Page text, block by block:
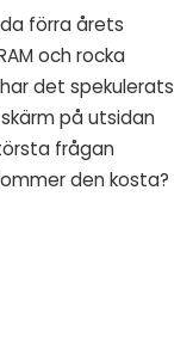
förra årets
och rocka
det spekulerats
på utsidan
frågan
den kosta?